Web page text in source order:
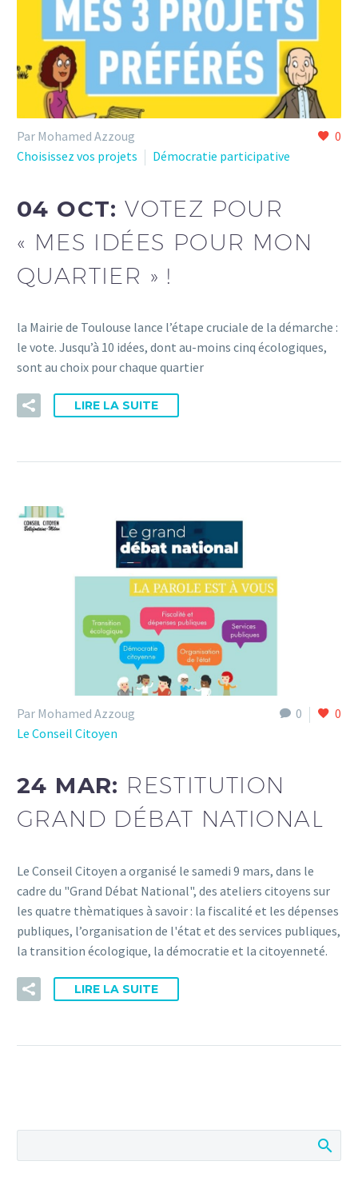
0
Par Mohamed Azzoug
Choisissez vos projets
Démocratie participative
04 OCT:VOTEZ POUR
« MES IDÉES POUR MON
QUARTIER » !
la Mairie de Toulouse lance l’étape cruciale de la démarche :
le vote. Jusqu’à 10 idées, dont au-moins cinq écologiques,
sont au choix pour chaque quartier
LIRE LA SUITE
0 0
Par Mohamed Azzoug
Le Conseil Citoyen
24 MAR: RESTITUTION
GRAND DÉBAT NATIONAL
Le Conseil Citoyen a organisé le samedi 9 mars, dans le
cadre du "Grand Débat National", des ateliers citoyens sur
les quatre thèmatiques à savoir : la fiscalité et les dépenses
publiques, l’organisation de l'état et des services publiques,
la transition écologique, la démocratie et la citoyenneté.
LIRE LA SUITE